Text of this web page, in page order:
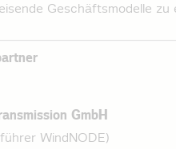
Geschäftsmodelle zu
GmbH
WindNODE)